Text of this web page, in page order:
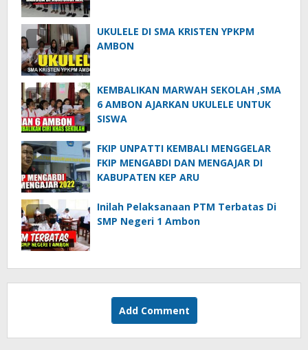
UKULELE DI SMA KRISTEN YPKPM
AMBON
KEMBALIKAN MARWAH SEKOLAH ,SMA
6 AMBON AJARKAN UKULELE UNTUK
SISWA
FKIP UNPATTI KEMBALI MENGGELAR
FKIP MENGABDI DAN MENGAJAR DI
KABUPATEN KEP ARU
Inilah Pelaksanaan PTM Terbatas Di
SMP Negeri 1 Ambon
Add Comment